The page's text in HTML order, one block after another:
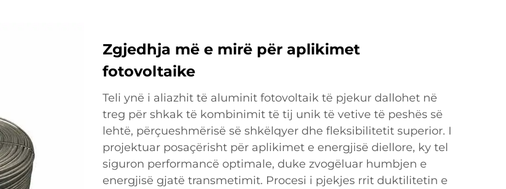
Zgjedhja më e mirë për aplikimet
fotovoltaike
Teli ynë i aliazhit të aluminit fotovoltaik të pjekur dallohet në
treg për shkak të kombinimit të tij unik të vetive të peshës së
lehtë, përçueshmërisë së shkëlqyer dhe fleksibilitetit superior. I
projektuar posaçërisht për aplikimet e energjisë diellore, ky tel
siguron performancë optimale, duke zvogëluar humbjen e
energjisë gjatë transmetimit. Procesi i pjekjes rrit duktilitetin e